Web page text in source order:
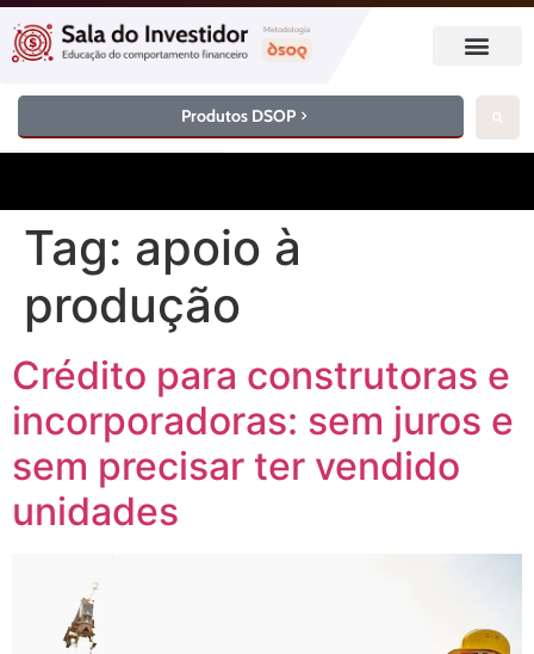
Produtos DSOP
Tag: apoio à
produção
Crédito para construtoras e
incorporadoras: sem juros e
sem precisar ter vendido
unidades